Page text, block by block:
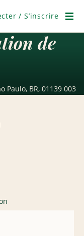
/ S’inscrire
de
Paulo, BR, 01139 003